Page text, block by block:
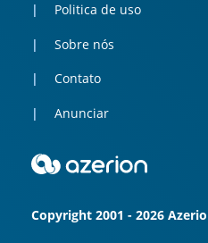
Politica de uso
Sobre nós
Contato
Anunciar
Copyright 2001 - 2026